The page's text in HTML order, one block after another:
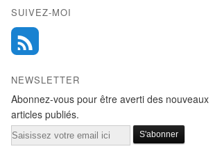
SUIVEZ-MOI
NEWSLETTER
Abonnez-vous pour être averti des nouveaux
articles publiés.
Email